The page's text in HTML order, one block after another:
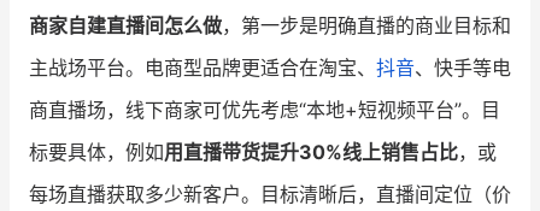
商家自建直播间怎么做，第一步是明确直播的商业目标和
主战场平台。电商型品牌更适合在淘宝、 抖音、快手等电
商直播场，线下商家可优先考虑“本地+短视频平台”。目
标要具体，例如用直播带货提升30%线上销售占比，或
每场直播获取多少新客户。目标清晰后，直播间定位（价